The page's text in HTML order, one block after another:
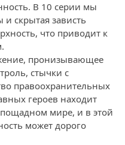
В 10 серии мы
скрытая зависть
что приводит к
пронизывающее
стычки с
правоохранительных
героев находит
мире, и в этой
может дорого